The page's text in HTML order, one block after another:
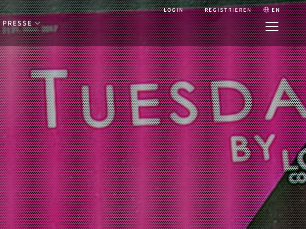
PRESSE
LOGIN REGISTRIEREN EN